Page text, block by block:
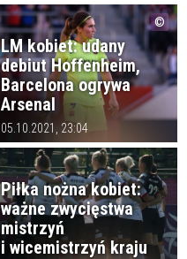
LM kobiet: udany
debiut Hoffenheim,
Barcelona ogrywa
Arsenal
05.10.2021, 23:04
Piłka nożna kobiet:
ważne zwycięstwa
mistrzyń
i wicemistrzyń kraju